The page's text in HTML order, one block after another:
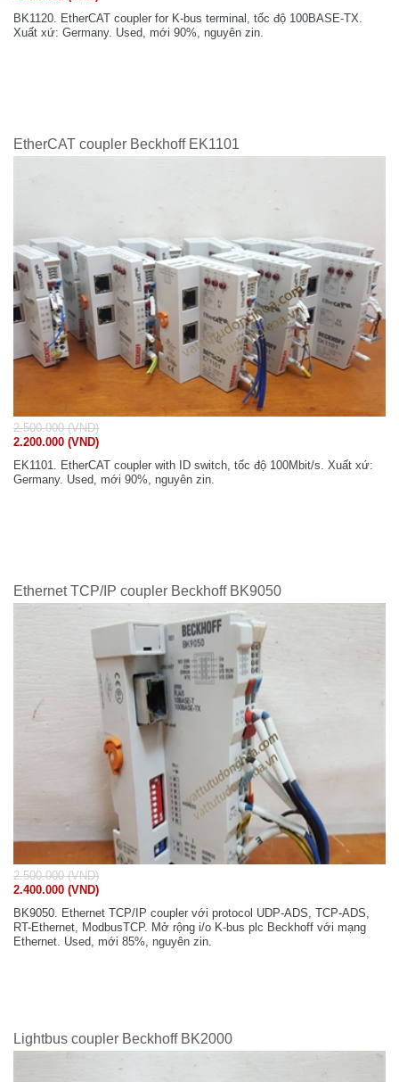
BK1120. EtherCAT coupler for K-bus terminal, tốc độ 100BASE-TX.
Xuất xứ: Germany. Used, mới 90%, nguyên zin.
EtherCAT coupler Beckhoff EK1101
2.500.000 (VND)
2.200.000 (VND)
EK1101. EtherCAT coupler with ID switch, tốc độ 100Mbit/s. Xuất xứ:
Germany. Used, mới 90%, nguyên zin.
Ethernet TCP/IP coupler Beckhoff BK9050
2.500.000 (VND)
2.400.000 (VND)
BK9050. Ethernet TCP/IP coupler với protocol UDP-ADS, TCP-ADS,
RT-Ethernet, ModbusTCP. Mở rộng i/o K-bus plc Beckhoff với mạng
Ethernet. Used, mới 85%, nguyên zin.
Lightbus coupler Beckhoff BK2000